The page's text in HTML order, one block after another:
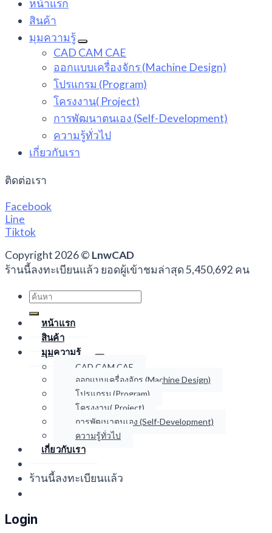
หน้าแรก
สินค้า
มุมความรู้
CAD CAM CAE
ออกแบบเครื่องจักร (Machine Design)
โปรแกรม (Program)
โครงงาน( Project)
การพัฒนาตนเอง (Self-Development)
ความรู้ทั่วไป
เกี่ยวกับเรา
ติดต่อเรา
Facebook
Line
Tiktok
Copyright 2026 © LnwCAD
ร้านนี้ลงทะเบียนแล้ว ยอดผู้เข้าชมล่าสุด 5,450,692 คน
Search
for:
หน้าแรก
สินค้า
มุมความรู้
CAD CAM CAE
ออกแบบเครื่องจักร (Machine Design)
โปรแกรม (Program)
โครงงาน( Project)
การพัฒนาตนเอง (Self-Development)
ความรู้ทั่วไป
เกี่ยวกับเรา
ร้านนี้ลงทะเบียนแล้ว
Login